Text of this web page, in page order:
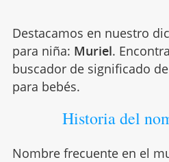
Destacamos en nuestro
para niña: Muriel.
buscador de significado
para bebés.
Historia del
Nombre frecuente en el